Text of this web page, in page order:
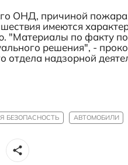
ОНД, причиной пожара,
имеются
"Материалы по факту
решения", -
отдела надзорной
БЕЗОПАСНОСТЬ АВТОМОБИЛИ